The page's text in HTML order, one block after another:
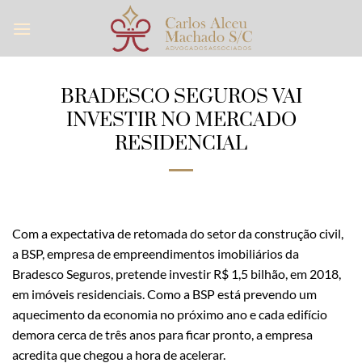
BRADESCO SEGUROS VAI
INVESTIR NO MERCADO
RESIDENCIAL
Com a expectativa de retomada do setor da construção civil,
a BSP, empresa de empreendimentos imobiliários da
Bradesco Seguros, pretende investir R$ 1,5 bilhão, em 2018,
em imóveis residenciais. Como a BSP está prevendo um
aquecimento da economia no próximo ano e cada edifício
demora cerca de três anos para ficar pronto, a empresa
acredita que chegou a hora de acelerar.